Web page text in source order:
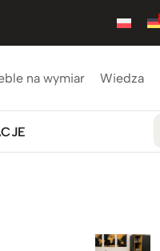
na wymiar Wiedza